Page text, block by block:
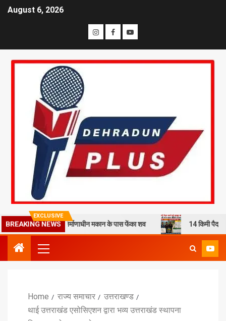
August 6, 2026
EXCLUSIVE
BREAKING NEWS
से हत्या कर निर्माणाधीन मकान के पास फेंका शव 14 किमी पैदल चलने को
Home राज्य समाचार
उत्तराखण्ड
थाई उत्तराखंड एसोसिएशन द्वारा भव्य उत्तराखंड स्थापना